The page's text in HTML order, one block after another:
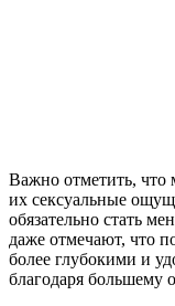
Важно отметить,
их сексуальные
обязательно стать
даже отмечают, что
более глубокими и
благодаря большему